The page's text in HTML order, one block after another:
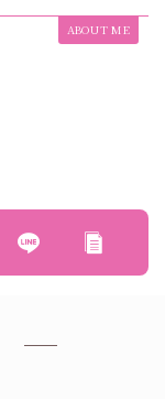
ABOUT ME